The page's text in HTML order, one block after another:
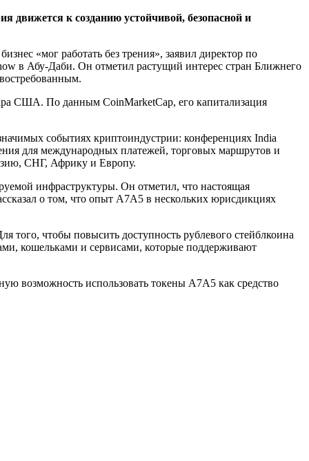
движется к созданию устойчивой, безопасной и
«мог работать без трения», заявил директор по
в Абу-Даби. Он отметил растущий интерес стран Ближнего
США. По данным CoinMarketCap, его капитализация
событиях криптоиндустрии: конференциях India
для международных платежей, торговых маршрутов и
СНГ, Африку и Европу.
инфраструктуры. Он отметил, что настоящая
о том, что опыт A7A5 в нескольких юрисдикциях
того, чтобы повысить доступность рублевого стейблкоина
кошельками и сервисами, которые поддерживают
возможность использовать токены А7А5 как средство